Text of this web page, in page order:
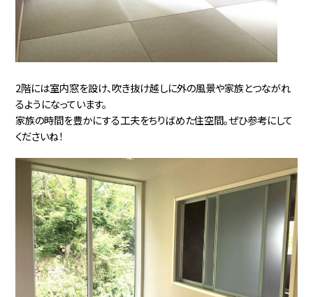
2階には室内窓を設け、吹き抜け越しに外の風景や家族とつながれ
るようになっています。
家族の時間を豊かにする工夫をちりばめた住空間。ぜひ参考にして
くださいね！